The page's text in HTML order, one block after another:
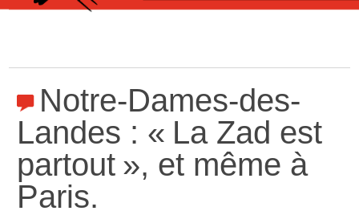
Notre-Dames-des-
Landes : « La Zad est
partout », et même à
Paris.